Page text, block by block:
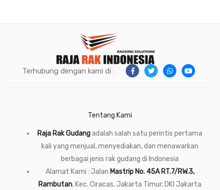
Terhubung dengan kami di :
Tentang Kami
Raja Rak Gudangadalah salah satu perintis pertama
kali yang menjual, menyediakan, dan menawarkan
berbagai jenis rak gudang di Indonesia
Alamat Kami : Jalan Mastrip No. 45A RT.7/RW.3,
Rambutan, Kec. Ciracas, Jakarta Timur, DKI Jakarta